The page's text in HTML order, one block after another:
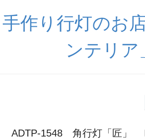
手作り行灯のお
ンテリア
ADTP-1548 角行灯「匠」